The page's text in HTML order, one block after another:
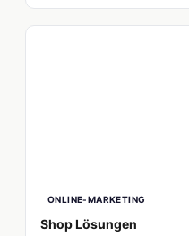
ONLINE-MARKETING
Shop Lösungen